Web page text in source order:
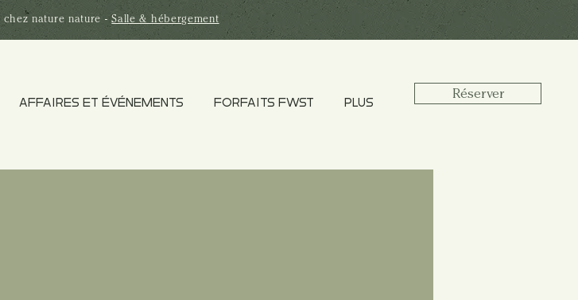
chez nature nature -Salle & hébergement
AFFAIRES ET ÉVÉNEMENTS FORFAITS FWST PLUS
Réserver